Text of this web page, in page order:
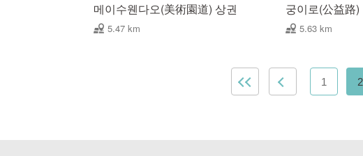
메이수웬다오(美術園道) 상권
5.47 km
궁이로(公益路)
5.63 km
1 2